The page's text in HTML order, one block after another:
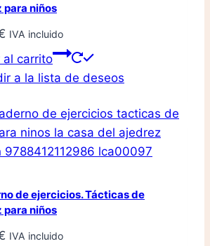
para niños
IVA incluido
al carrito
a la lista de deseos
de ejercicios. Tácticas de
para niños
IVA incluido